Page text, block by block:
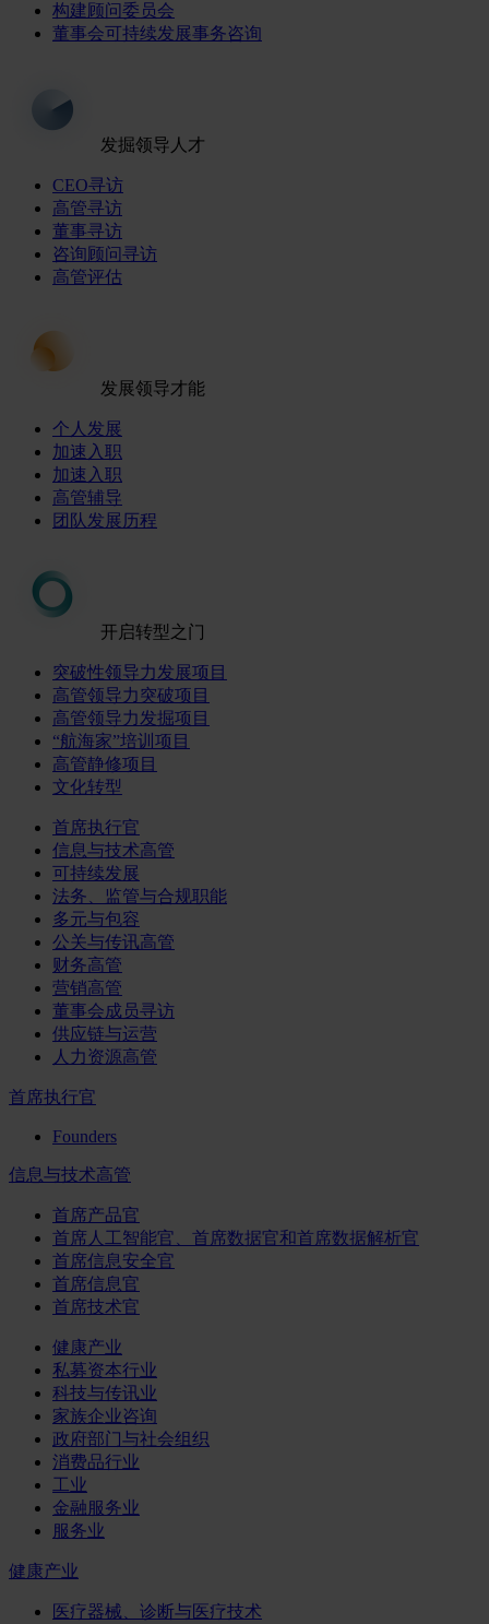
构建顾问委员会
董事会可持续发展事务咨询
发掘领导人才
CEO寻访
高管寻访
董事寻访
咨询顾问寻访
高管评估
发展领导才能
个人发展
加速入职
加速入职
高管辅导
团队发展历程
开启转型之门
突破性领导力发展项目
高管领导力突破项目
高管领导力发掘项目
“航海家”培训项目
高管静修项目
文化转型
首席执行官
信息与技术高管
可持续发展
法务、监管与合规职能
多元与包容
公关与传讯高管
财务高管
营销高管
董事会成员寻访
供应链与运营
人力资源高管
首席执行官
Founders
信息与技术高管
首席产品官
首席人工智能官、首席数据官和首席数据解析官
首席信息安全官
首席信息官
首席技术官
健康产业
私募资本行业
科技与传讯业
家族企业咨询
政府部门与社会组织
消费品行业
工业
金融服务业
服务业
健康产业
医疗器械、诊断与医疗技术